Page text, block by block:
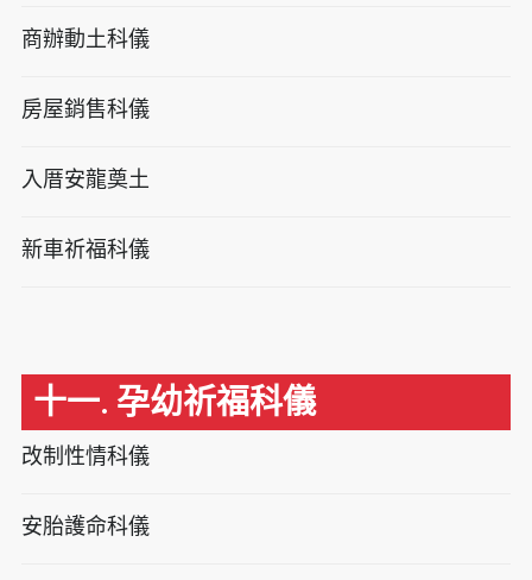
商辦動土科儀
房屋銷售科儀
入厝安龍奠土
新車祈福科儀
十一. 孕幼祈福科儀
改制性情科儀
安胎護命科儀